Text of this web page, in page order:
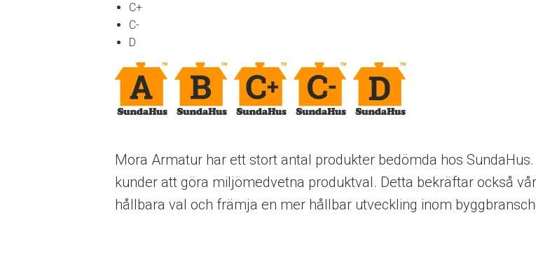
C+
C-
D
Mora Armatur har ett stort antal produkter bedömda hos
kunder att göra miljömedvetna produktval. Detta bekräftar också
hållbara val och främja en mer hållbar utveckling inom